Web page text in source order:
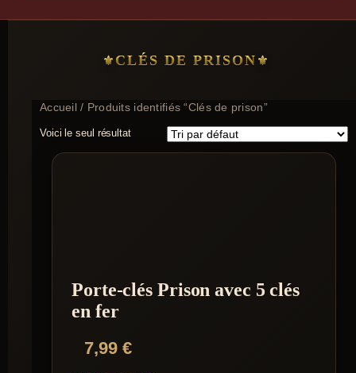
CLÉS DE PRISON
Accueil/ Produits identifiés “Clés de prison”
Voici le seul résultat
Porte-clés Prison avec 5 clés
en fer
7,99 €